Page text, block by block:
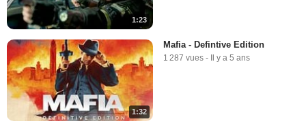
1:23
1:32
Mafia - Defintive Edition
1 287 vues - Il y a 5 ans